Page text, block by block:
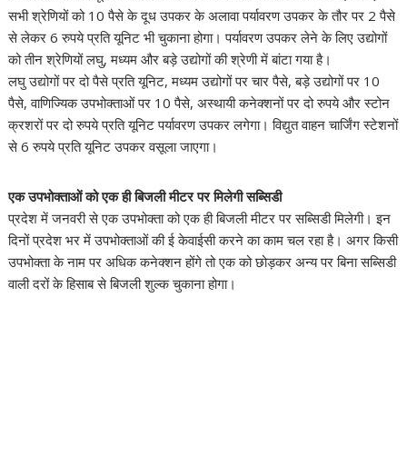
सभी श्रेणियों को 10 पैसे के दूध उपकर के अलावा पर्यावरण उपकर के तौर पर 2 पैसे
से लेकर 6 रुपये प्रति यूनिट भी चुकाना होगा। पर्यावरण उपकर लेने के लिए उद्योगों
को तीन श्रेणियों लघु, मध्यम और बड़े उद्योगों की श्रेणी में बांटा गया है।
लघु उद्योगों पर दो पैसे प्रति यूनिट, मध्यम उद्योगों पर चार पैसे, बड़े उद्योगों पर 10
पैसे, वाणिज्यिक उपभोक्ताओं पर 10 पैसे, अस्थायी कनेक्शनों पर दो रुपये और स्टोन
क्रशरों पर दो रुपये प्रति यूनिट पर्यावरण उपकर लगेगा। विद्युत वाहन चार्जिंग स्टेशनों
से 6 रुपये प्रति यूनिट उपकर वसूला जाएगा।
एक उपभोक्ताओं को एक ही बिजली मीटर पर मिलेगी सब्सिडी
प्रदेश में जनवरी से एक उपभोक्ता को एक ही बिजली मीटर पर सब्सिडी मिलेगी। इन
दिनों प्रदेश भर में उपभोक्ताओं की ई केवाईसी करने का काम चल रहा है। अगर किसी
उपभोक्ता के नाम पर अधिक कनेक्शन होंगे तो एक को छोड़कर अन्य पर बिना सब्सिडी
वाली दरों के हिसाब से बिजली शुल्क चुकाना होगा।